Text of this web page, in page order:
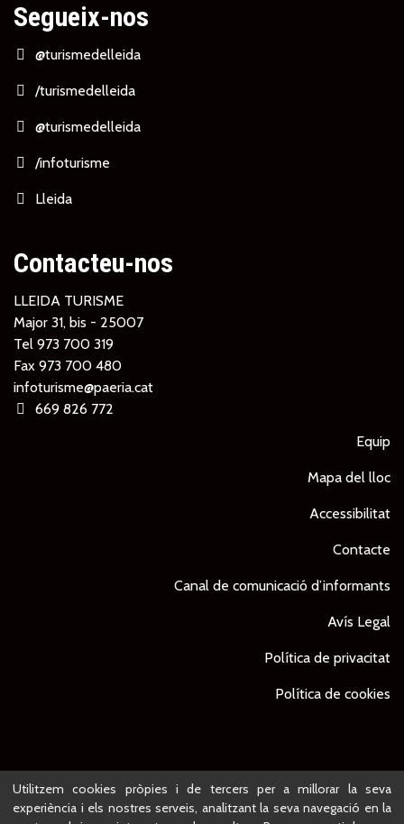
Segueix-nos
@turismedelleida
/turismedelleida
@turismedelleida
/infoturisme
Lleida
Contacteu-nos
LLEIDA TURISME
Major 31, bis - 25007
Tel 973 700 319
Fax 973 700 480
infoturisme@paeria.cat
669 826 772
Equip
Mapa del lloc
Accessibilitat
Contacte
Canal de comunicació d’informants
Avís Legal
Política de privacitat
Política de cookies
© Ajuntament de Lleida - Projecte desenvolupat per
Utilitzem cookies pròpies i de tercers per a millorar la seva
experiència i els nostres serveis, analitzant la seva navegació en la